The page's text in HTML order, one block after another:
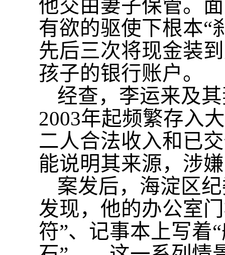
他交由妻子保管。
有欲的驱使下根本“
先后三次将现金装
孩子的银行账户。
经查，李运来及
2003年起频繁存入
二人合法收入和已
能说明其来源，涉
案发后，海淀区
发现，他的办公室
符”、记事本上写着